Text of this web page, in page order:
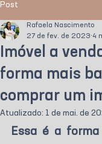
Post
Imóvel a
forma mais
comprar um
Rafaela Nascimento
27 de fev. de 2023 4
Atualizado: 1 de mai. de
Essa é a